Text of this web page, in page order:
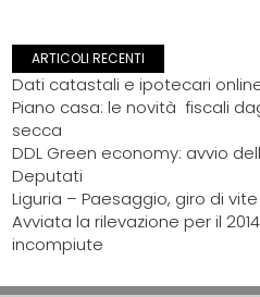
ARTICOLI RECENTI
Dati catastali e ipotecari
Piano casa: le novità fiscali
secca
DDL Green economy: avvio
Deputati
Liguria – Paesaggio, giro di
Avviata la rilevazione per il
incompiute